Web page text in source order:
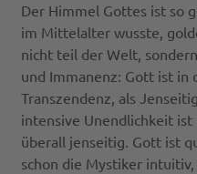
Der Himmel Gottes ist so
im Mittelalter wusste,
nicht teil der Welt,
und Immanenz: Gott ist in
Transzendenz, als
intensive Unendlichkeit
überall jenseitig. Gott ist
schon die Mystiker